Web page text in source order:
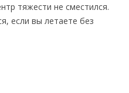
тяжести не сместился.
если вы летаете без